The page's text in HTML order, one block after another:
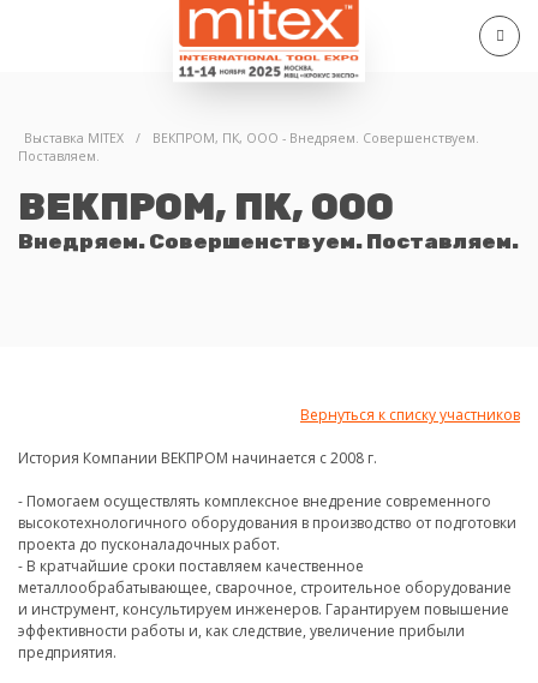
Выставка MITEX /
ВЕКПРОМ, ПК, ООО - Внедряем. Совершенствуем.
Поставляем.
ВЕКПРОМ, ПК, ООО
Внедряем. Совершенствуем. Поставляем.
Вернуться к списку участников
История Компании ВЕКПРОМ начинается с 2008 г.
- Помогаем осуществлять комплексное внедрение современного
высокотехнологичного оборудования в производство от подготовки
проекта до пусконаладочных работ.
- В кратчайшие сроки поставляем качественное
металлообрабатывающее, сварочное, строительное оборудование
и инструмент, консультируем инженеров. Гарантируем повышение
эффективности работы и, как следствие, увеличение прибыли
предприятия.